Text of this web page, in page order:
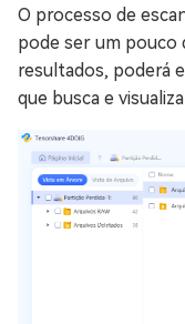
O processo de
pode ser um pouco
resultados, poderá
que busca e